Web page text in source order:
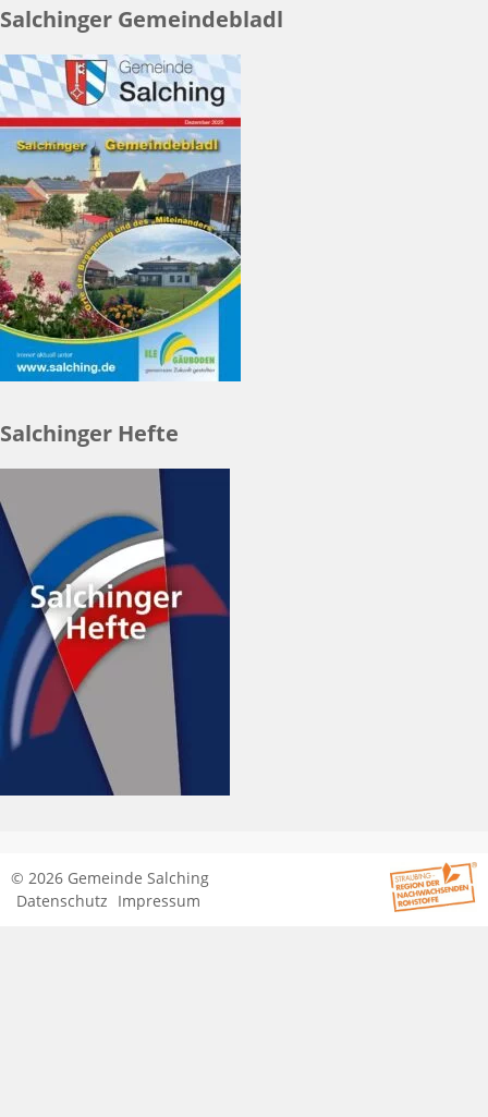
Salchinger Gemeindebladl
Salchinger Hefte
© 2026 Gemeinde Salching
Datenschutz Impressum